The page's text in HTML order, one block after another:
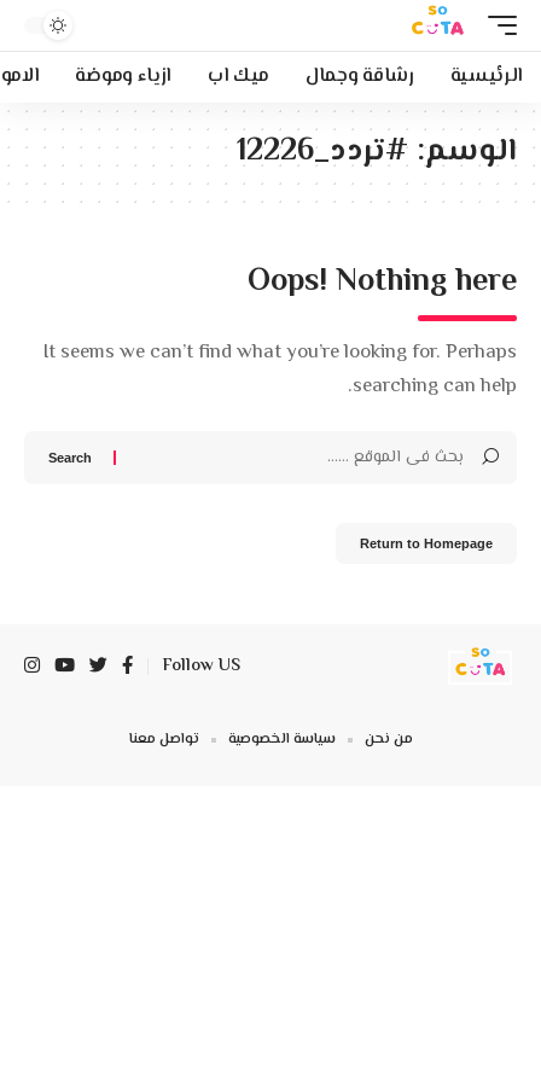
الرئيسية رشاقة وجمال ميك اب ازياء وموضة
الوسم: #تردد_12226
Oops! Nothing here
It seems we can’t find what you’re looking for. Perhaps
searching can help.
Return to Homepage
Follow US
من نحن سياسة الخصوصية تواصل معنا